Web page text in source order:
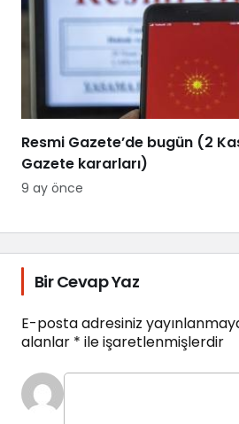
Resmi Gazete’de bugün (2
Gazete kararları)
9 ay önce
Bir Cevap Yaz
E-posta adresiniz
alanlar * ile işaretlenmişlerdir